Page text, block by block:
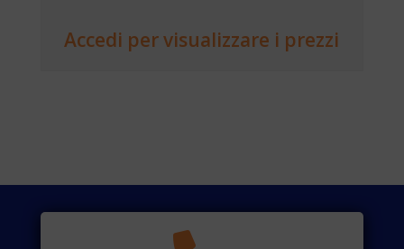
Accedi per visualizzare i prezzi